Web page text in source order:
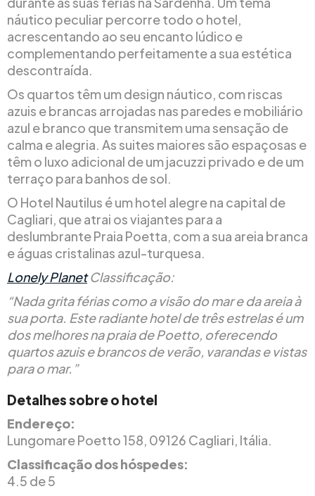
náutico peculiar percorre todo o hotel,
acrescentando ao seu encanto lúdico e
complementando perfeitamente a sua estética
descontraída.
Os quartos têm um design náutico, com riscas
azuis e brancas arrojadas nas paredes e mobiliário
azul e branco que transmitem uma sensação de
calma e alegria. As suites maiores são espaçosas e
têm o luxo adicional de um jacuzzi privado e de um
terraço para banhos de sol.
O Hotel Nautilus é um hotel alegre na capital de
Cagliari, que atrai os viajantes para a
deslumbrante Praia Poetta, com a sua areia branca
e águas cristalinas azul-turquesa.
Lonely PlanetClassificação:
“Nada grita férias como a visão do mar e da areia à
sua porta. Este radiante hotel de três estrelas é um
dos melhores na praia de Poetto, oferecendo
quartos azuis e brancos de verão, varandas e vistas
para o mar.”
Detalhes sobre o hotel
Endereço:
Lungomare Poetto 158, 09126 Cagliari, Itália.
Classificação dos hóspedes:
4.5 de 5